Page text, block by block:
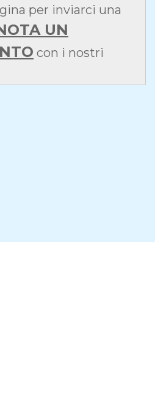
per inviarci una
UN
con i nostri